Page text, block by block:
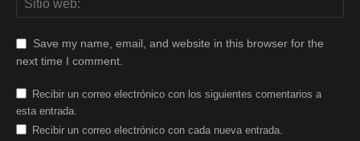
Save my name, email, and website in this browser for the
next time I comment.
Recibir un correo electrónico con los siguientes comentarios a
esta entrada.
Recibir un correo electrónico con cada nueva entrada.